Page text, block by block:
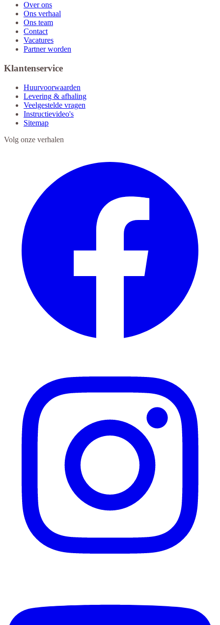
Over ons
Ons verhaal
Ons team
Contact
Vacatures
Partner worden
Klantenservice
Huurvoorwaarden
Levering & afhaling
Veelgestelde vragen
Instructievideo's
Sitemap
Volg onze verhalen